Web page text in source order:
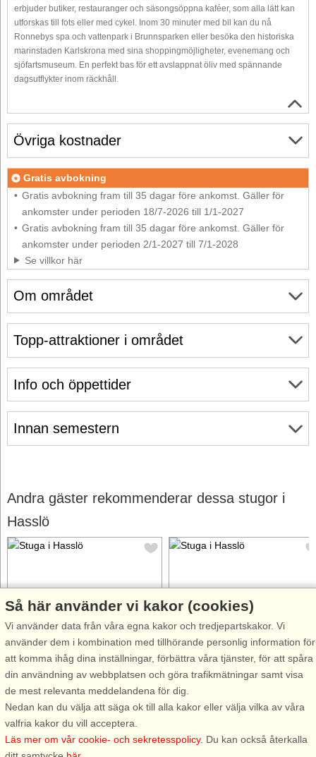
erbjuder butiker, restauranger och säsongsöppna kaféer, som alla lätt kan
utforskas till fots eller med cykel. Inom 30 minuter med bil kan du nå
Ronnebys spa och vattenpark i Brunnsparken eller besöka den historiska
marinstaden Karlskrona med sina shoppingmöjligheter, evenemang och
sjöfartsmuseum. En perfekt bas för ett avslappnat öliv med spännande
dagsutflykter inom räckhåll.
Om området
Info och öppettider
Innan semestern
Övriga kostnader
Gratis avbokning
Gratis avbokning fram till 35 dagar före ankomst. Gäller för
ankomster under perioden 18/7-2026 till 1/1-2027
Gratis avbokning fram till 35 dagar före ankomst. Gäller för
ankomster under perioden 2/1-2027 till 7/1-2028
Se villkor här
Topp-attraktioner i området
Andra gäster rekommenderar dessa stugor i
Hasslö
Stugnr: 63157
Hasslö
7 personer, 76 m²
650 m till sjö/hav:.
Perfekt semester boende för
familj och vänner på vackra
Hasslö mitt i Blekinge skärgård.
Med stor trädgård för aktivitet
Stugnr: 62438
Hasslö
4 personer, 27 m²
På vackra Hasslö kan aktiviteter
som golf, vandring, sol & bad
Broförbindelse till fastlandet
Så här använder vi kakor (cookies)
Vi använder data från våra egna kakor och tredjepartskakor. Vi
använder dem i kombination med tillhörande personlig information för
att komma ihåg dina inställningar, förbättra våra tjänster, för att spåra
din användning av webbplatsen och göra trafikmätningar samt visa
de mest relevanta meddelandena för dig.
Nedan kan du välja att säga ok till alla kakor eller välja vilka av våra
valfria kakor du vill acceptera.
Läs mer om vår cookie- och sekretesspolicy. Du kan också återkalla